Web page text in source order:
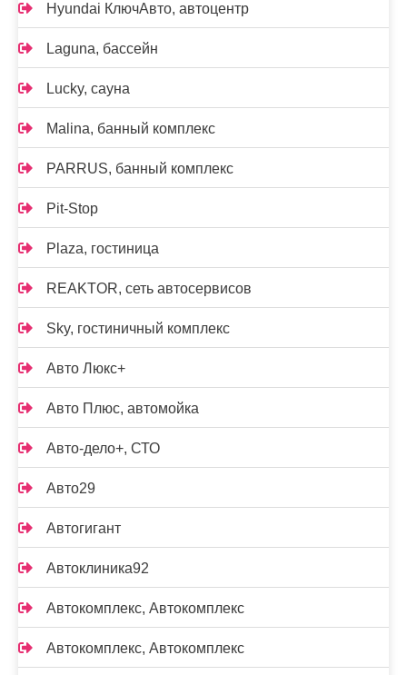
Hyundai КлючАвто, автоцентр
Laguna, бассейн
Lucky, сауна
Malina, банный комплекс
PARRUS, банный комплекс
Pit-Stop
Plaza, гостиница
REAKTOR, сеть автосервисов
Sky, гостиничный комплекс
Авто Люкс+
Авто Плюс, автомойка
Авто-дело+, СТО
Авто29
Автогигант
Автоклиника92
Автокомплекс, Автокомплекс
Автокомплекс, Автокомплекс